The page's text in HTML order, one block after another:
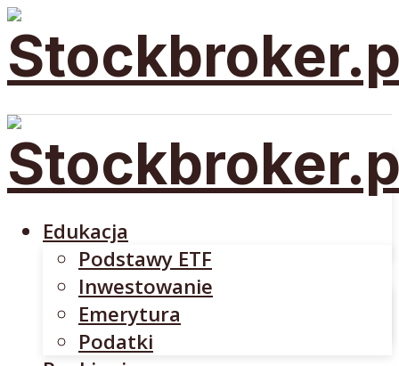
Podstawy ETF
Inwestowanie
Emerytura
Podatki
Rankingi
Ranking ETF
Rankingi Brokerów
Brokerzy
Edukacja
Podstawy ETF
Inwestowanie
Emerytura
Podatki